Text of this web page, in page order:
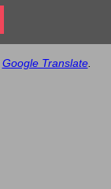
Google Translate.